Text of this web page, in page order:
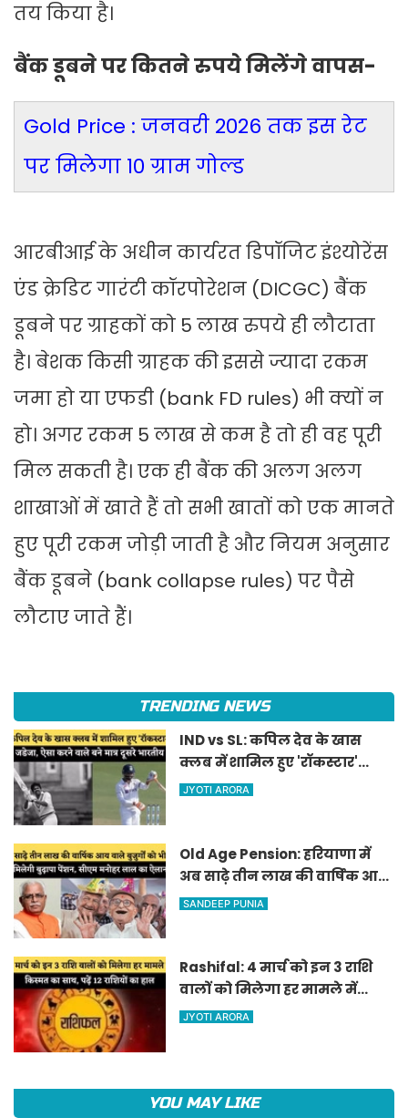
तय किया है।
बैंक डूबने पर कितने रुपये मिलेंगे वापस-
Gold Price : जनवरी 2026 तक इस रेट
पर मिलेगा 10 ग्राम गोल्ड
आरबीआई के अधीन कार्यरत डिपॉजिट इंश्योरेंस
एंड क्रेडिट गारंटी कॉरपोरेशन (DICGC) बैंक
डूबने पर ग्राहकों को 5 लाख रुपये ही लौटाता
है। बेशक किसी ग्राहक की इससे ज्यादा रकम
जमा हो या एफडी (bank FD rules) भी क्यों न
हो। अगर रकम 5 लाख से कम है तो ही वह पूरी
मिल सकती है। एक ही बैंक की अलग अलग
शाखाओं में खाते हैं तो सभी खातों को एक मानते
हुए पूरी रकम जोड़ी जाती है और नियम अनुसार
बैंक डूबने (bank collapse rules) पर पैसे
लौटाए जाते हैं।
TRENDING NEWS
IND vs SL: कपिल देव के खास
क्लब में शामिल हुए 'रॉकस्टार'
जडेजा, ऐसा करने वाले बने मात्र
JYOTI ARORA
Old Age Pension: हरियाणा में
अब साढ़े तीन लाख की वार्षिक आय
वाले बुजुर्गों को भी मिलेगी बुढ़ापा
SANDEEP PUNIA
Rashifal: 4 मार्च को इन 3 राशि
वालों को मिलेगा हर मामले में
किस्मत का साथ, पढ़ें 12 राशियों का
JYOTI ARORA
YOU MAY LIKE